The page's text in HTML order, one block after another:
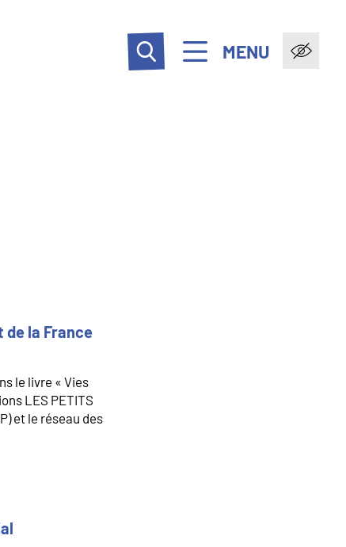
MENU
de la France
le livre « Vies
LES PETITS
et le réseau des